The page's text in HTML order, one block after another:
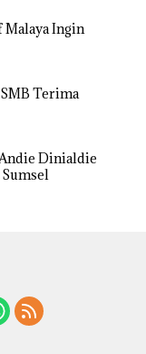
Malaya Ingin
Terima
Dinialdie